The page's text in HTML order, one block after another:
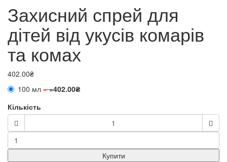
Захисний спрей для
дітей від укусів комарів
та комах
402.00₴
100 мл ==402.00₴
Кількість
Купити